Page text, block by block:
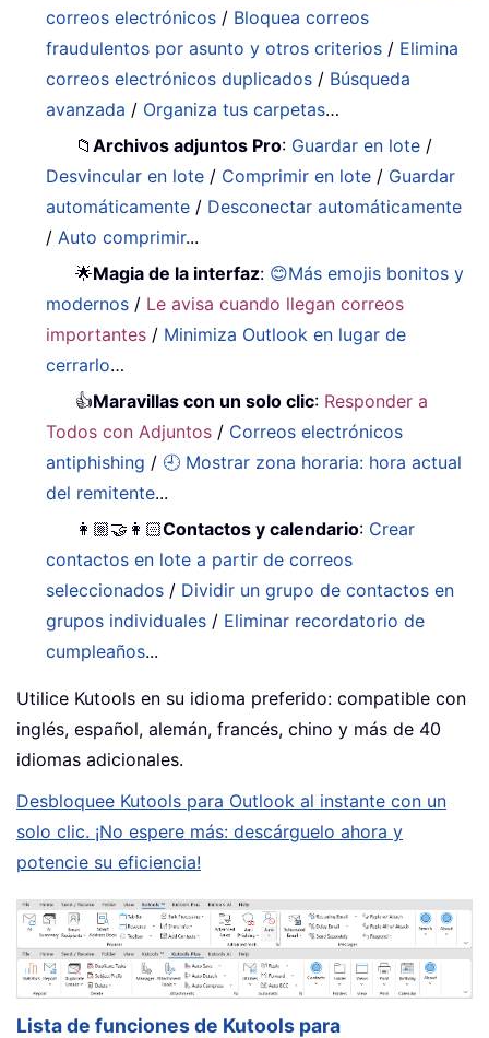
correos electrónicos / Bloquea correos
fraudulentos por asunto y otros criterios / Elimina
correos electrónicos duplicados / Búsqueda
avanzada / Organiza tus carpetas…
📁Archivos adjuntos Pro: Guardar en lote /
Desvincular en lote / Comprimir en lote / Guardar
automáticamente / Desconectar automáticamente
/Auto comprimir...
🌟Magia de la interfaz: 😊Más emojis bonitos y
modernos / Le avisa cuando llegan correos
importantes / Minimiza Outlook en lugar de
cerrarlo…
👍Maravillas con un solo clic: Responder a
Todos con Adjuntos / Correos electrónicos
antiphishing / 🕘 Mostrar zona horaria: hora actual
del remitente...
👩🏼‍🤝‍👩🏻Contactos y calendario: Crear
contactos en lote a partir de correos
seleccionados / Dividir un grupo de contactos en
grupos individuales / Eliminar recordatorio de
cumpleaños...
Utilice Kutools en su idioma preferido: compatible con
inglés, español, alemán, francés, chino y más de 40
idiomas adicionales.
Desbloquee Kutools para Outlook al instante con un
solo clic. ¡No espere más: descárguelo ahora y
potencie su eficiencia!
Lista de funciones de Kutools para